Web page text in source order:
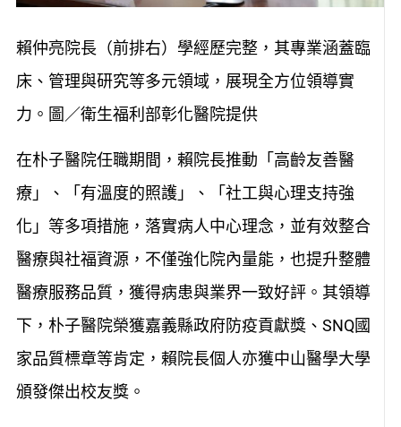
賴仲亮院長（前排右）學經歷完整，其專業涵蓋臨
床、管理與研究等多元領域，展現全方位領導實
力。圖／衛生福利部彰化醫院提供
在朴子醫院任職期間，賴院長推動「高齡友善醫
療」、「有溫度的照護」、「社工與心理支持強
化」等多項措施，落實病人中心理念，並有效整合
醫療與社福資源，不僅強化院內量能，也提升整體
醫療服務品質，獲得病患與業界一致好評。其領導
下，朴子醫院榮獲嘉義縣政府防疫貢獻獎、SNQ國
家品質標章等肯定，賴院長個人亦獲中山醫學大學
頒發傑出校友獎。